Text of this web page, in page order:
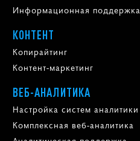
Информационная поддержка
КОНТЕНТ
Копирайтинг
Контент-маркетинг
ВЕБ-АНАЛИТИКА
Настройка систем аналитики
Комплексная веб-аналитика